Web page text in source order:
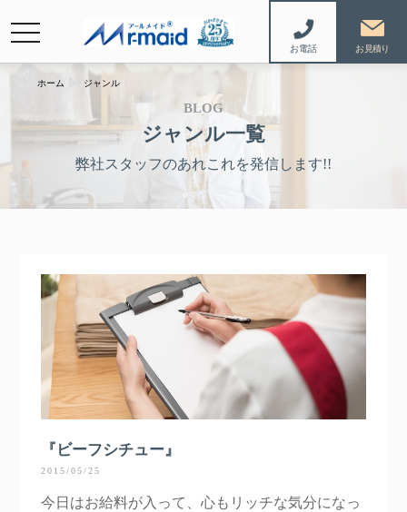
お電話
navigation
BLOG
ジャンル一覧
弊社スタッフのあれこれを発信します!!
ホーム ジャンル
『ビーフシチュー』
2015/05/25
今日はお給料が入って、心もリッチな気分になっ